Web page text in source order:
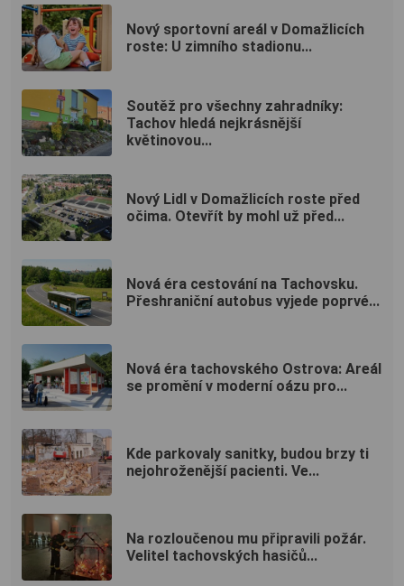
Nový sportovní areál v Domažlicích
roste: U zimního stadionu...
Soutěž pro všechny zahradníky:
Tachov hledá nejkrásnější
květinovou...
Nový Lidl v Domažlicích roste před
očima. Otevřít by mohl už před...
Nová éra cestování na Tachovsku.
Přeshraniční autobus vyjede poprvé...
Nová éra tachovského Ostrova: Areál
se promění v moderní oázu pro...
Kde parkovaly sanitky, budou brzy ti
nejohroženější pacienti. Ve...
Na rozloučenou mu připravili požár.
Velitel tachovských hasičů...